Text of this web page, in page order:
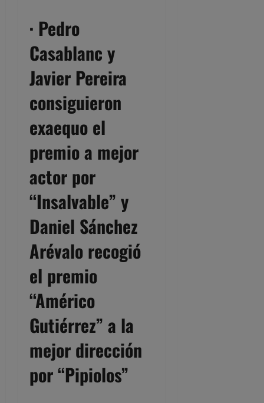
· Pedro
Casablanc y
Javier Pereira
consiguieron
exaequo el
premio a mejor
actor por
“Insalvable” y
Daniel Sánchez
Arévalo recogió
el premio
“Américo
Gutiérrez” a la
mejor dirección
por “Pipiolos”